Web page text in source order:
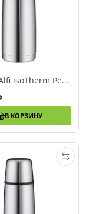
Термос Alfi isoTherm Perfect AS 0,35L
В КОРЗИНУ